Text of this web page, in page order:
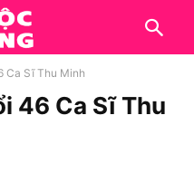
Ca Sĩ Thu Minh
46 Ca Sĩ Thu